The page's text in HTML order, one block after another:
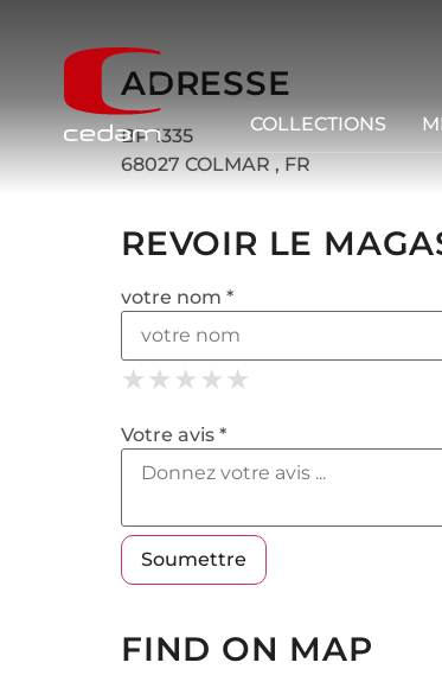
COLLECTIONS
ADRESSE
BP 1335
68027 COLMAR , FR
REVOIR LE
votre nom *
★
★ ★
★ ★ ★
★ ★ ★ ★
★ ★ ★ ★ ★
Votre avis *
FIND ON MAP